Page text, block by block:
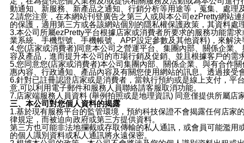
動通知、新服務、新產品之通知、行銷分析等用途等，蒐集、處理
2.請您注意，在本網站刊登廣告之第三人或與本公司ezPretty網站
的保護，適用第三方或各該網站個別的隱私權保護政策，其資料
3.本公司所屬ezPretty平台根據店家或消費者所要求的服務功能需
業系統、手機型號、手機帳號、APP設定參數及其他資料)，來解
4.您(店家或消費者)同意本公司之營運平台、集團內部、關係企業
容及產品，進而提升本公司的市場行銷及促銷、並且根據客戶的需
5.您同意您(店家或消費者)本公司集團內部、關係企業、與有合作
惠內容、行政通知、產品內容及有關您使用網站的訊息。透過接受
6.針對已註冊認證店家或是消費者，當執行預約或是線上支付，
意,可以利用電子郵件和服務人員聯絡請客服取消功能。
7.店家端服務人員資料 (舉例拍照或是地理資訊) 同意僅提供所屬店
三、本公司對您個人資料的揭露
1.基於現有服務平台的監管環境，預約科技保證不會揭露任何店
律規定，而被迫向政府或第三方提供資料。
第三方也可能非法地攔截或存取傳輸的私人通訊，或會員可能濫
的個人識別資料或私人通訊將永遠保密。